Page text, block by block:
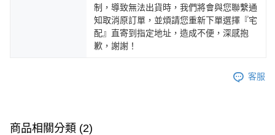
制，導致無法出貨時，我們將會與您聯繫通
知取消原訂單，並煩請您重新下單選擇『宅
配』直寄到指定地址，造成不便，深感抱
歉，謝謝！
客服
商品相關分類 (2)